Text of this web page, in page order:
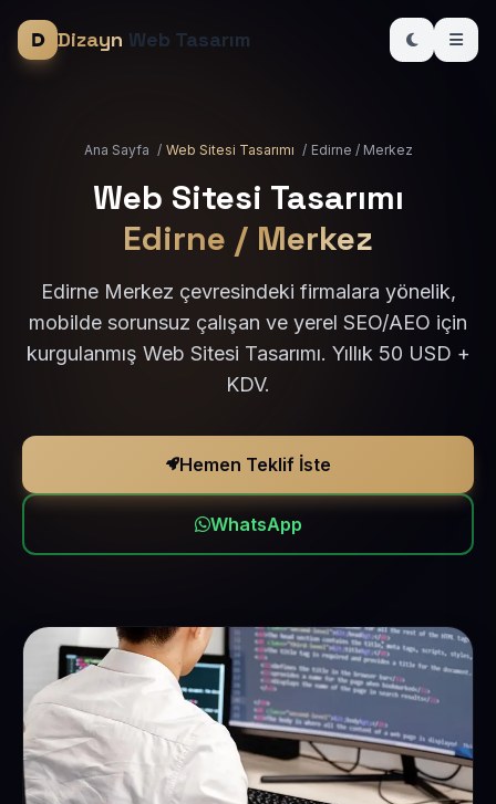
Dizayn Web Tasarım
Ana Sayfa / Web Sitesi Tasarımı / Edirne / Merkez
Web Sitesi Tasarımı
Edirne / Merkez
Edirne Merkez çevresindeki firmalara yönelik,
mobilde sorunsuz çalışan ve yerel SEO/AEO için
kurgulanmış Web Sitesi Tasarımı. Yıllık 50 USD +
KDV.
Hemen Teklif İste
WhatsApp